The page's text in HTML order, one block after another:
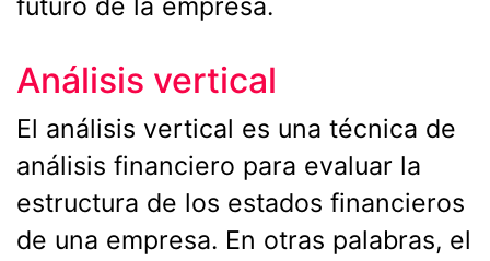
futuro de la empresa.
Análisis vertical
El análisis vertical es una técnica de
análisis financiero para evaluar la
estructura de los estados financieros
de una empresa. En otras palabras, el